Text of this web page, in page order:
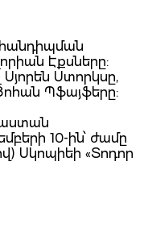
Էքսները:
Ստորկսը,
Պֆայֆերը:
10-ին՝ ժամը
Սկոպիեի «Տոդոր